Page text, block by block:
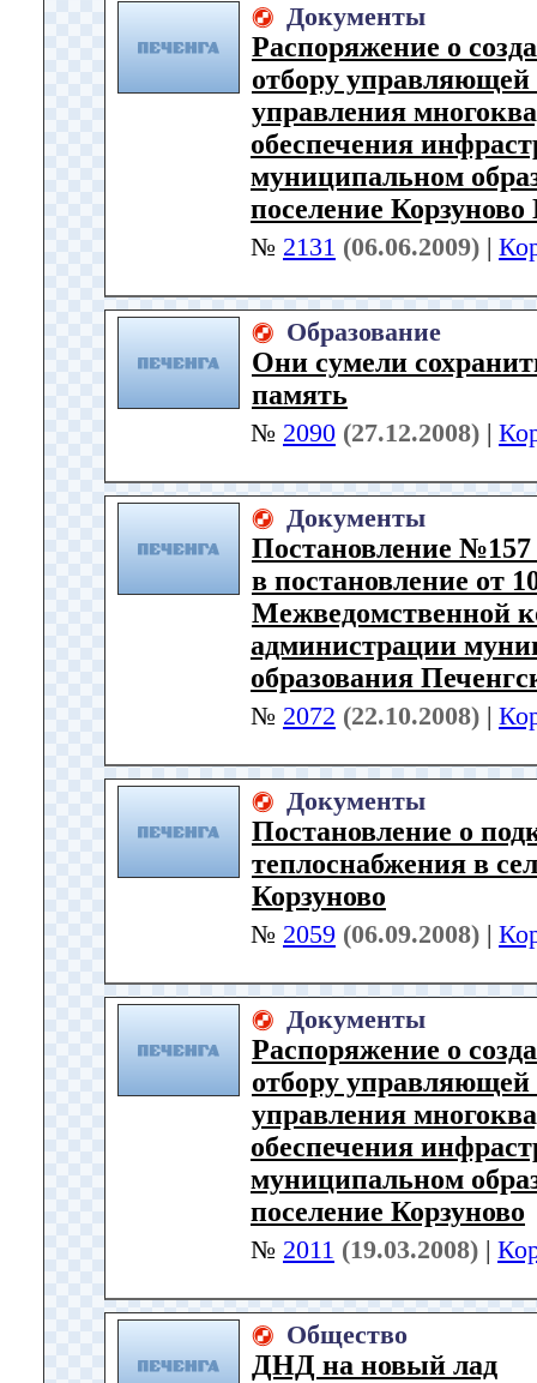
Документы
Распоряжение о
отбору управляющей
управления
обеспечения
муниципальном
поселение
№ 2131 (06.06.2009) |
Образование
Они сумели
память
№ 2090 (27.12.2008) |
Документы
Постановление
в постановление от
Межведомственной
администрации
образования
№ 2072 (22.10.2008) |
Документы
Постановление о
теплоснабжения в
Корзуново
№ 2059 (06.09.2008) |
Документы
Распоряжение о
отбору управляющей
управления
обеспечения
муниципальном
поселение Корзуново
№ 2011 (19.03.2008) |
Общество
ДНД на новый лад